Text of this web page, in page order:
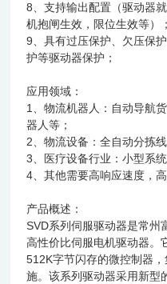
8、支持输出配置（驱动器
机抱闸生效，限位生效等）；
9、具有过压保护、欠压保
护等驱动器保护；
应用领域：
1、物流机器人：自动导航
器人等；
2、物流设备：全自动分拣
3、医疗设备行业：小型系统
4、其他需要高响应速度，
产品概述：
SVD系列伺服驱动器是常州
高性价比伺服电机驱动器。
512K字节闪存的微控制器
施。该系列驱动器采用新型